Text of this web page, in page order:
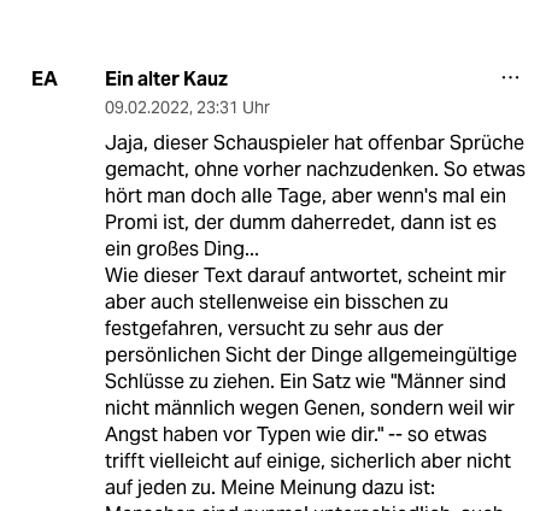
EA Ein alter Kauz
09.02.2022, 23:31 Uhr
Jaja, dieser Schauspieler hat offenbar Sprüche
gemacht, ohne vorher nachzudenken. So etwas
hört man doch alle Tage, aber wenn's mal ein
Promi ist, der dumm daherredet, dann ist es
ein großes Ding...
Wie dieser Text darauf antwortet, scheint mir
aber auch stellenweise ein bisschen zu
festgefahren, versucht zu sehr aus der
persönlichen Sicht der Dinge allgemeingültige
Schlüsse zu ziehen. Ein Satz wie "Männer sind
nicht männlich wegen Genen, sondern weil wir
Angst haben vor Typen wie dir." -- so etwas
trifft vielleicht auf einige, sicherlich aber nicht
auf jeden zu. Meine Meinung dazu ist: